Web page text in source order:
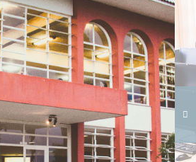
galeria...